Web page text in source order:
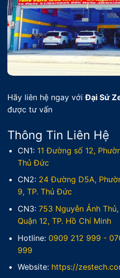
Hãy liên hệ ngay vớiĐại Sứ
được tư vấn
Thông Tin Liên Hệ
CN1: 11 Đường số 12,
Thủ Đức
CN2: 24 Đường D5A,
9, TP. Thủ Đức
CN3: 753 Nguyễn Ảnh
Quận 12, TP. Hồ Chí Minh
Hotline: 0909 212 999 -
999
Website: https://